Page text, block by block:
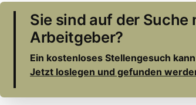
Sie sind auf der Suche
Arbeitgeber?
Ein kostenloses Stellengesuch
Jetzt loslegen und gefunden